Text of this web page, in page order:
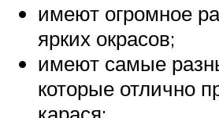
имеют огромное
ярких окрасов;
имеют самые
которые отлично